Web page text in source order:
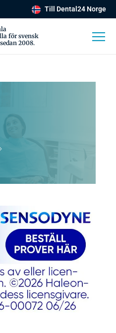
Till Dental24 Norge
för svensk
2008.